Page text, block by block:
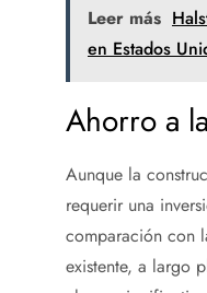
Leer más
en Estados
Ahorro a
Aunque la
requerir una
comparación con
existente, a largo